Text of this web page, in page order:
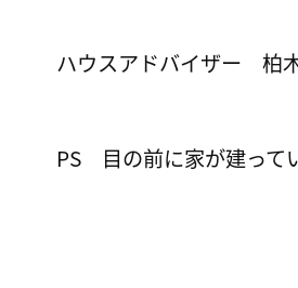
ハウスアドバイザー 柏
PS 目の前に家が建って